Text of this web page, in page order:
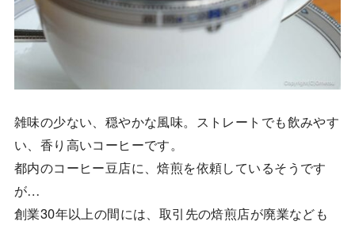
雑味の少ない、穏やかな風味。ストレートでも飲みやす
い、香り高いコーヒーです。
都内のコーヒー豆店に、焙煎を依頼しているそうです
が…
創業30年以上の間には、取引先の焙煎店が廃業なども